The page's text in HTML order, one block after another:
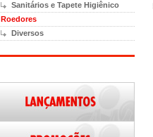
Sanitários e Tapete Higiênico
Roedores
Diversos